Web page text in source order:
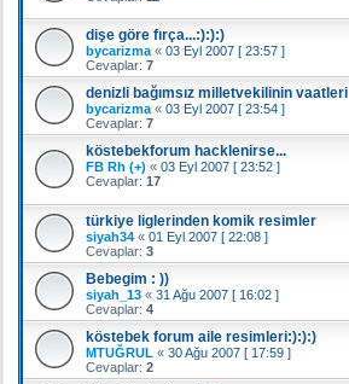
dişe göre fırça...:):):)
bycarizma « 03 Eyl 2007 [ 23:57 ]
Cevaplar: 7
denizli bağımsız milletvekilinin vaatleri
bycarizma « 03 Eyl 2007 [ 23:54 ]
Cevaplar: 7
köstebekforum hacklenirse...
FB Rh (+) « 03 Eyl 2007 [ 23:52 ]
Cevaplar: 17
türkiye liglerinden komik resimler
siyah34 « 01 Eyl 2007 [ 22:08 ]
Cevaplar: 3
Bebegim : ))
siyah_13 « 31 Ağu 2007 [ 16:02 ]
Cevaplar: 4
köstebek forum aile resimleri:):):)
MTUĞRUL « 30 Ağu 2007 [ 17:59 ]
Cevaplar: 2